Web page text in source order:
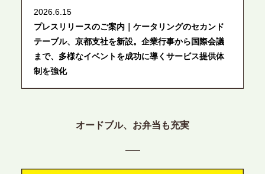
2026.6.15
プレスリリースのご案内｜ケータリングのセカンド
テーブル、京都支社を新設。企業行事から国際会議
まで、多様なイベントを成功に導くサービス提供体
制を強化
プレスリリースのご案内｜ケータリングのセカンド
目の展開で、拡大する出張パーティー・ケータリン
オードブル、お弁当も充実